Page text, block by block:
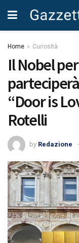
Home Curiosità
Il Nobel
“Door is
Rotelli
by Redazione